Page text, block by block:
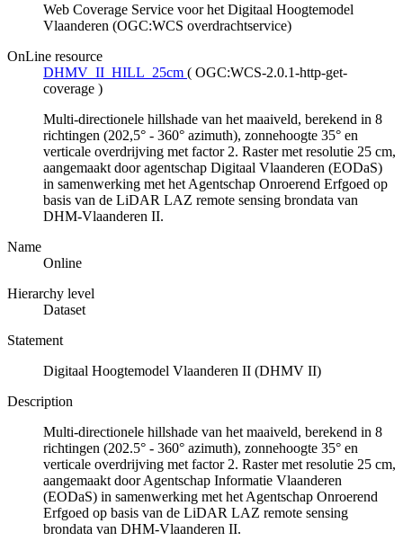
Web Coverage Service voor het Digitaal Hoogtemodel
Vlaanderen (OGC:WCS overdrachtservice)
OnLine resource
DHMV_II_HILL_25cm ( OGC:WCS-2.0.1-http-get-
coverage )
Multi-directionele hillshade van het maaiveld, berekend in 8
richtingen (202,5° - 360° azimuth), zonnehoogte 35° en
verticale overdrijving met factor 2. Raster met resolutie 25 cm,
aangemaakt door agentschap Digitaal Vlaanderen (EODaS)
in samenwerking met het Agentschap Onroerend Erfgoed op
basis van de LiDAR LAZ remote sensing brondata van
DHM-Vlaanderen II.
Name
Online
Hierarchy level
Dataset
Statement
Digitaal Hoogtemodel Vlaanderen II (DHMV II)
Description
Multi-directionele hillshade van het maaiveld, berekend in 8
richtingen (202.5° - 360° azimuth), zonnehoogte 35° en
verticale overdrijving met factor 2. Raster met resolutie 25 cm,
aangemaakt door Agentschap Informatie Vlaanderen
(EODaS) in samenwerking met het Agentschap Onroerend
Erfgoed op basis van de LiDAR LAZ remote sensing
brondata van DHM-Vlaanderen II.